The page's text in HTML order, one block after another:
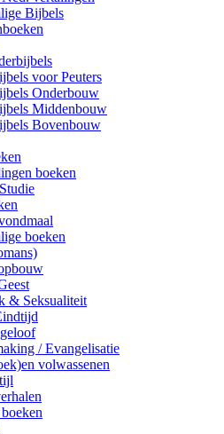
Bijbels
voor Peuters
Onderbouw
Middenbouw
Bovenbouw
boeken
boeken
& Seksualiteit
/ Evangelisatie
volwassenen